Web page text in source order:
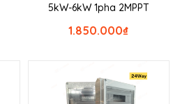
5kW-6kW 1pha 2MPPT
₫
1.850.000